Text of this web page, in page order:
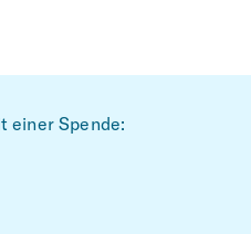
einer Spende: